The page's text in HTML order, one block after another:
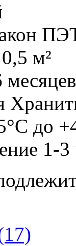
м²
месяцев
до
1-3